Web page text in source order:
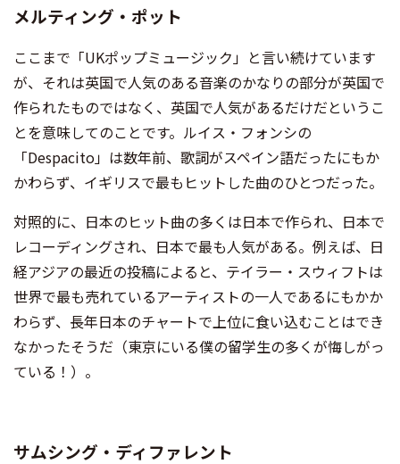
メルティング・ポット
ここまで「UKポップミュージック」と言い続けています
が、それは英国で人気のある音楽のかなりの部分が英国で
作られたものではなく、英国で人気があるだけだというこ
とを意味してのことです。ルイス・フォンシの
「Despacito」は数年前、歌詞がスペイン語だったにもか
かわらず、イギリスで最もヒットした曲のひとつだった。
対照的に、日本のヒット曲の多くは日本で作られ、日本で
レコーディングされ、日本で最も人気がある。例えば、日
経アジアの最近の投稿によると、テイラー・スウィフトは
世界で最も売れているアーティストの一人であるにもかか
わらず、長年日本のチャートで上位に食い込むことはでき
なかったそうだ（東京にいる僕の留学生の多くが悔しがっ
ている！）。
サムシング・ディファレント